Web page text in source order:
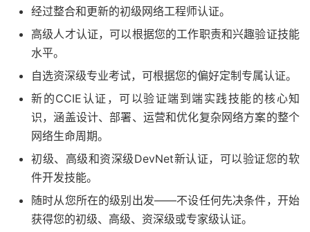
经过整合和更新的初级网络工程师认证。
高级人才认证，可以根据您的工作职责和兴趣验证技能
水平。
自选资深级专业考试，可根据您的偏好定制专属认证。
新的CCIE认证，可以验证端到端实践技能的核心知
识，涵盖设计、部署、运营和优化复杂网络方案的整个
网络生命周期。
初级、高级和资深级DevNet新认证，可以验证您的软
件开发技能。
随时从您所在的级别出发——不设任何先决条件，开始
获得您的初级、高级、资深级或专家级认证。